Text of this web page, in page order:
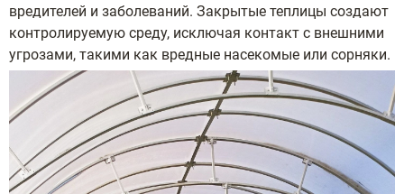
вредителей и заболеваний. Закрытые теплицы создают
контролируемую среду, исключая контакт с внешними
угрозами, такими как вредные насекомые или сорняки.